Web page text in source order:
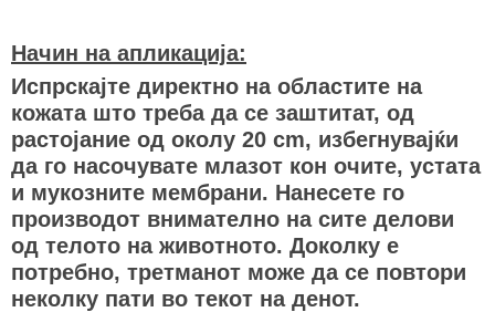
Начин на апликација:
Испрскајте директно на областите на
кожата што треба да се заштитат, од
растојание од околу 20 cm, избегнувајќи
да го насочувате млазот кон очите, устата
и мукозните мембрани. Нанесете го
производот внимателно на сите делови
од телото на животното. Доколку е
потребно, третманот може да се повтори
неколку пати во текот на денот.